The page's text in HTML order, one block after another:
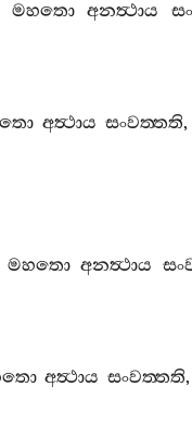
මහතො අනත්‍ථාය
අත්‍ථාය සංවත‍්තති,
මහතො අනත්‍ථාය
අත්‍ථාය සංවත‍්තති,